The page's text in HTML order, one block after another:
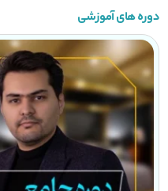
دوره های آموزشی